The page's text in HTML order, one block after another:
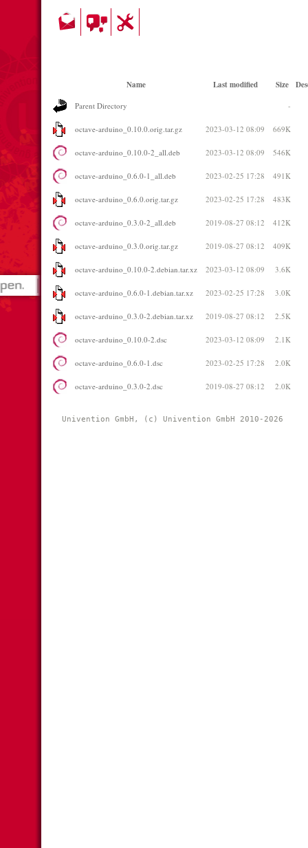
Name Last modified Size
Parent Directory -
octave-arduino_0.10.0.orig.tar.gz 2023-03-12 08:09 669K
octave-arduino_0.10.0-2_all.deb 2023-03-12 08:09 546K
octave-arduino_0.6.0-1_all.deb 2023-02-25 17:28 491K
octave-arduino_0.6.0.orig.tar.gz 2023-02-25 17:28 483K
octave-arduino_0.3.0-2_all.deb 2019-08-27 08:12 412K
octave-arduino_0.3.0.orig.tar.gz 2019-08-27 08:12 409K
octave-arduino_0.10.0-2.debian.tar.xz 2023-03-12 08:09 3.6K
octave-arduino_0.6.0-1.debian.tar.xz 2023-02-25 17:28 3.0K
octave-arduino_0.3.0-2.debian.tar.xz 2019-08-27 08:12 2.5K
octave-arduino_0.10.0-2.dsc 2023-03-12 08:09 2.1K
octave-arduino_0.6.0-1.dsc 2023-02-25 17:28 2.0K
octave-arduino_0.3.0-2.dsc 2019-08-27 08:12 2.0K
Univention GmbH, (c) Univention GmbH 2010-2026